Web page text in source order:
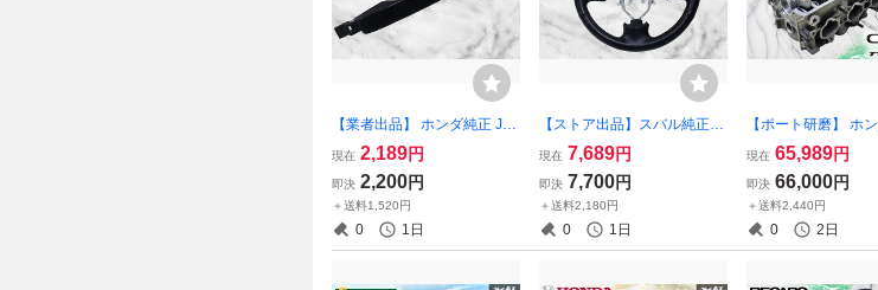
【業者出品】 ホンダ純正 JJ1
JJ2 N-VAN Nバン フロント
アウターハンドル 左 左側 助
手席側 TXA 外装 部品 パーツ
ノーマル 激安魔王
現在 2,189円
即決 2,200円
＋送料1,520円
0 1日
【ストア出品】スバル純正 Y
A5 YA4 YA9 エクシーガ ステ
アリング ハンドル ステアリ
ングホイール レザー 赤ステ
ッチ
現在 7,689円
即決 7,700円
＋送料2,180円
0 1日
【ポート研磨】 ホン
K9 シビック タイプ
エンジン シリンダー
CIVIC TYPE R エン
流用にも 部品 パーツ
現在 65,989円
即決 66,000円
＋送料2,440円
0 2日